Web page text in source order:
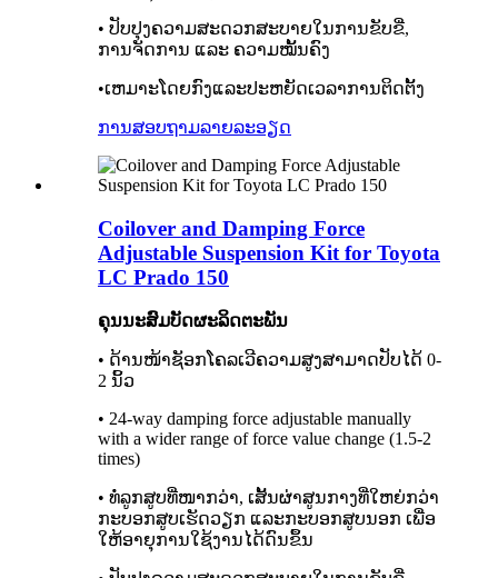
• ປັບປຸງຄວາມສະດວກສະບາຍໃນການຂັບຂີ່,
ການຈັດການ ແລະ ຄວາມໝັ້ນຄົງ
•ເຫມາະໂດຍກົງແລະປະຫຍັດເວລາການຕິດຕັ້ງ
ການສອບຖາມລາຍລະອຽດ
Coilover and Damping Force
Adjustable Suspension Kit for Toyota
LC Prado 150
ຄຸນນະສົມບັດຜະລິດຕະພັນ
• ດ້ານໜ້າຊັອກໂຄລເວີຄວາມສູງສາມາດປັບໄດ້ 0-
2 ນິ້ວ
• 24-way damping force adjustable manually
with a wider range of force value change (1.5-2
times)
• ທໍ່ລູກສູບທີ່ໜາກວ່າ, ເສັ້ນຜ່າສູນກາງທີ່ໃຫຍ່ກວ່າ
ກະບອກສູບເຮັດວຽກ ແລະກະບອກສູບນອກ ເພື່ອ
ໃຫ້ອາຍຸການໃຊ້ງານໄດ້ດົນຂຶ້ນ